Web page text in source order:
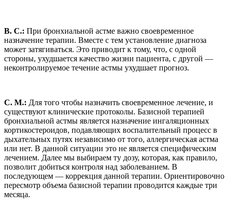
В. С.: При бронхиальной астме важно своевременное
назначение терапии. Вместе с тем установление диагноза
может затягиваться. Это приводит к тому, что, с одной
стороны, ухудшается качество жизни пациента, с другой —
неконтролируемое течение астмы ухудшает прогноз.
С. М.: Для того чтобы назначить своевременное лечение, и
существуют клинические протоколы. Базисной терапией
бронхиальной астмы является назначение ингаляционных
кортикостероидов, подавляющих воспалительный процесс в
дыхательных путях независимо от того, аллергическая астма
или нет. В данной ситуации это не является специфическим
лечением. Далее мы выбираем ту дозу, которая, как правило,
позволит добиться контроля над заболеванием. В
последующем — коррекция данной терапии. Ориентировочно
пересмотр объема базисной терапии проводится каждые три
месяца.